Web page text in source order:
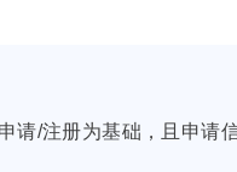
请/注册为基础，且申请